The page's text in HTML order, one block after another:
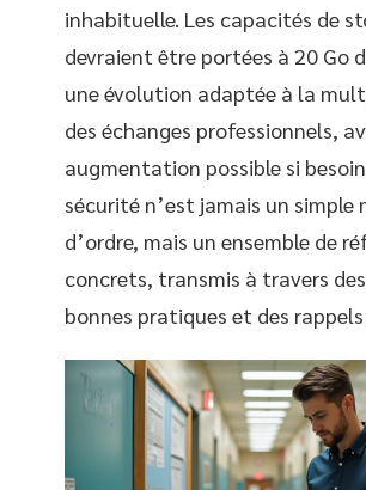
inhabituelle. Les capacités de
devraient être portées à 20 Go
une évolution adaptée à la
des échanges professionnels,
augmentation possible si
sécurité n’est jamais un simple
d’ordre, mais un ensemble de
concrets, transmis à travers
bonnes pratiques et des rappels